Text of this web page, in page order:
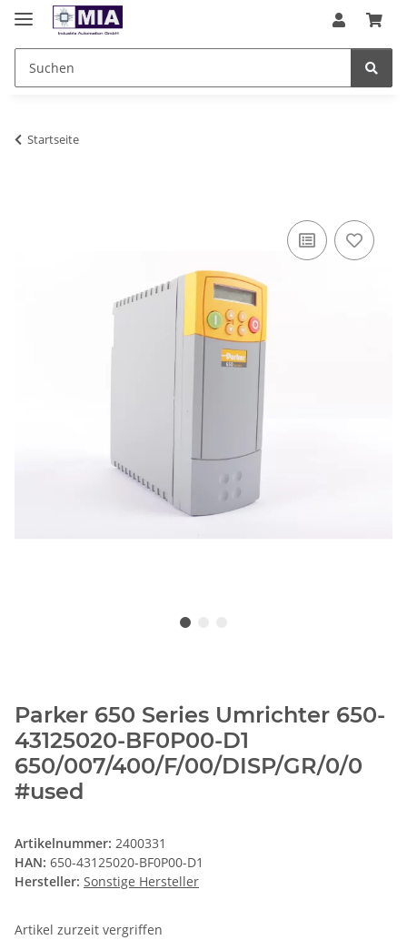
Startseite
Parker 650 Series Umrichter 650-
43125020-BF0P00-D1
650/007/400/F/00/DISP/GR/0/0
#used
Artikelnummer: 2400331
HAN: 650-43125020-BF0P00-D1
Hersteller: Sonstige Hersteller
Artikel zurzeit vergriffen